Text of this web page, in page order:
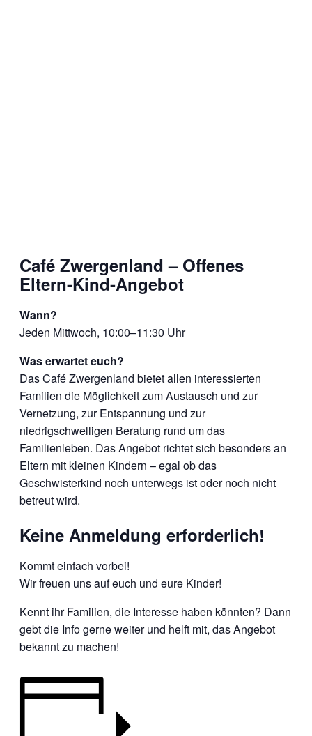
Café Zwergenland – Offenes
Eltern-Kind-Angebot
Wann?
Jeden Mittwoch, 10:00–11:30 Uhr
Was erwartet euch?
Das Café Zwergenland bietet allen interessierten
Familien die Möglichkeit zum Austausch und zur
Vernetzung, zur Entspannung und zur
niedrigschwelligen Beratung rund um das
Familienleben. Das Angebot richtet sich besonders an
Eltern mit kleinen Kindern – egal ob das
Geschwisterkind noch unterwegs ist oder noch nicht
betreut wird.
Keine Anmeldung erforderlich!
Kommt einfach vorbei!
Wir freuen uns auf euch und eure Kinder!
Kennt ihr Familien, die Interesse haben könnten? Dann
gebt die Info gerne weiter und helft mit, das Angebot
bekannt zu machen!